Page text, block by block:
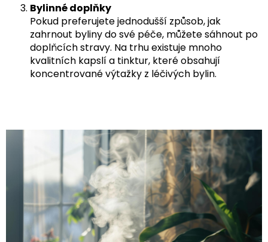
Bylinné doplňky
Pokud preferujete jednodušší způsob, jak
zahrnout byliny do své péče, můžete sáhnout po
doplňcích stravy. Na trhu existuje mnoho
kvalitních kapslí a tinktur, které obsahují
koncentrované výtažky z léčivých bylin.